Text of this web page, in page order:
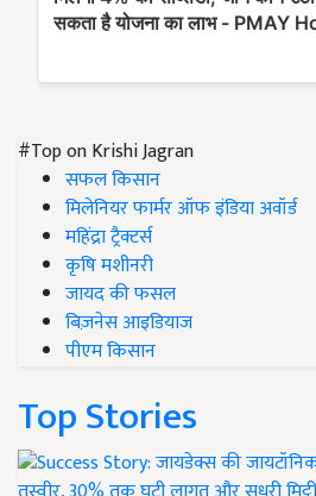
#Top on Krishi Jagran
सफल किसान
मिलेनियर फार्मर ऑफ इंडिया अवॉर्ड
महिंद्रा ट्रैक्टर्स
कृषि मशीनरी
जायद की फसल
बिज़नेस आइडियाज
पीएम किसान
Top Stories